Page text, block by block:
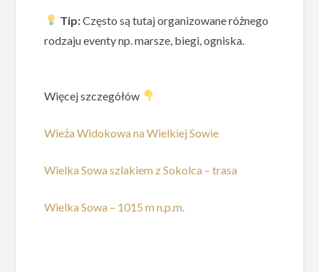
Tip:Często są tutaj organizowane różnego
rodzaju eventy np. marsze, biegi, ogniska.
Więcej szczegółów
Wieża Widokowa na Wielkiej Sowie
Wielka Sowa szlakiem z Sokolca – trasa
Wielka Sowa – 1015 m n.p.m.